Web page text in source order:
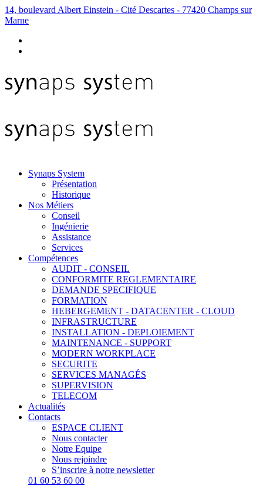
14, boulevard Albert Einstein - Cité Descartes - 77420 Champs sur
Marne
Synaps System
Présentation
Historique
Nos Métiers
Conseil
Ingénierie
Assistance
Services
Compétences
AUDIT - CONSEIL
CONFORMITE REGLEMENTAIRE
DEMANDE SPECIFIQUE
FORMATION
HEBERGEMENT - DATACENTER - CLOUD
INFRASTRUCTURE
INSTALLATION - DEPLOIEMENT
MAINTENANCE - SUPPORT
MODERN WORKPLACE
SECURITE
SERVICES MANAGÉS
SUPERVISION
TELECOM
Actualités
Contacts
ESPACE CLIENT
Nous contacter
Notre Equipe
Nous rejoindre
S’inscrire à notre newsletter
01 60 53 60 00